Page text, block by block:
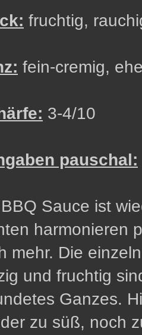
fruchtig,
fein-cremig,
3-4/10
pauschal:
Sauce ist
harmonieren
mehr. Die
und fruchtig
Ganzes.
zu süß, noch